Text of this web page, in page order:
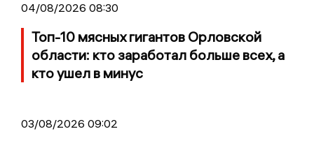
04/08/2026 08:30
Топ-10 мясных гигантов Орловской
области: кто заработал больше всех, а
кто ушел в минус
03/08/2026 09:02